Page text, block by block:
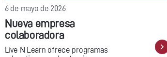
6 de mayo de 2026
Nueva empresa
colaboradora
Live N Learn ofrece programas